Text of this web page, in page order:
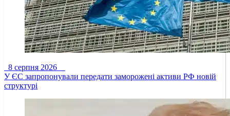
8 серпня 2026
У ЄС запропонували передати заморожені активи РФ новій
структурі